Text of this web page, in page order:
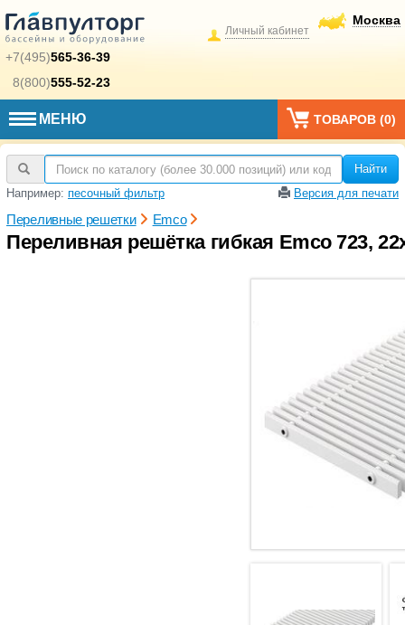
+7(495)565-36-39
8(800)555-52-23
Москва
Личный кабинет
МЕНЮ ТОВАРОВ (0)
Найти
Например: песочный фильтр Версия для печати
Переливные решетки Emco
Переливная решётка гибкая Emco 723,